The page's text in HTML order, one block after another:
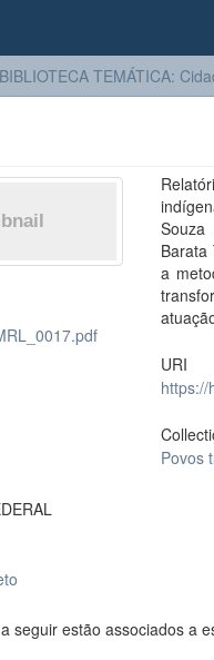
BIBLIOTECA TEMÁTICA:
Souza
Barata
a
URI
https://
Povos
seguir estão associados a